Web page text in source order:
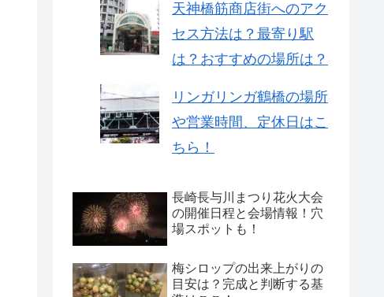
天神橋筋商店街へのアク
セス方法は？最寄り駅
は？おすすめの場所は？
リンガリンガ鶴橋の場所
や営業時間、定休日はこ
ちら！
長崎長与川まつり花火大会
の開催日程と会場情報！穴
場スポットも！
梅シロップの出来上がりの
目安は？完成と判断する基